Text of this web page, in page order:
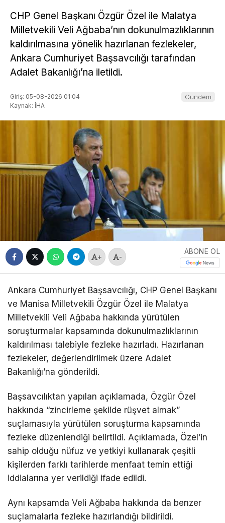
CHP Genel Başkanı Özgür Özel ile Malatya
Milletvekili Veli Ağbaba’nın dokunulmazlıklarının
kaldırılmasına yönelik hazırlanan fezlekeler,
Ankara Cumhuriyet Başsavcılığı tarafından
Adalet Bakanlığı’na iletildi.
Giriş: 05-08-2026 01:04
Kaynak: İHA
Gündem
+ -
ABONE OL
Ankara Cumhuriyet Başsavcılığı, CHP Genel Başkanı
ve Manisa Milletvekili Özgür Özel ile Malatya
Milletvekili Veli Ağbaba hakkında yürütülen
soruşturmalar kapsamında dokunulmazlıklarının
kaldırılması talebiyle fezleke hazırladı. Hazırlanan
fezlekeler, değerlendirilmek üzere Adalet
Bakanlığı’na gönderildi.
Başsavcılıktan yapılan açıklamada, Özgür Özel
hakkında “zincirleme şekilde rüşvet almak”
suçlamasıyla yürütülen soruşturma kapsamında
fezleke düzenlendiği belirtildi. Açıklamada, Özel’in
sahip olduğu nüfuz ve yetkiyi kullanarak çeşitli
kişilerden farklı tarihlerde menfaat temin ettiği
iddialarına yer verildiği ifade edildi.
Aynı kapsamda Veli Ağbaba hakkında da benzer
suçlamalarla fezleke hazırlandığı bildirildi.